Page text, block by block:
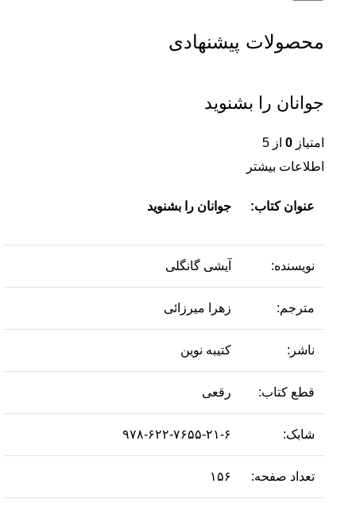
محصولات پیشنهادی
جوانان را بشنوید
امتیاز 0 از 5
اطلاعات بیشتر
عنوان کتاب: جوانان را بشنوید
نویسنده: آیشی گانگلی
مترجم: زهرا میرزائی
ناشر: کتیبه نوین
قطع کتاب: رقعی
شابک: ۹۷۸-۶۲۲-۷۶۵۵-۲۱-۶
تعداد صفحه: ۱۵۶